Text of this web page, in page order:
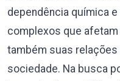
dependência química
complexos que afetam
também suas
sociedade. Na busca